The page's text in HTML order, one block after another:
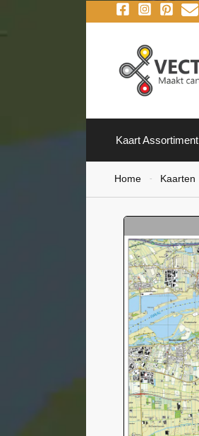
Kaart Assortiment
Home - Kaarten